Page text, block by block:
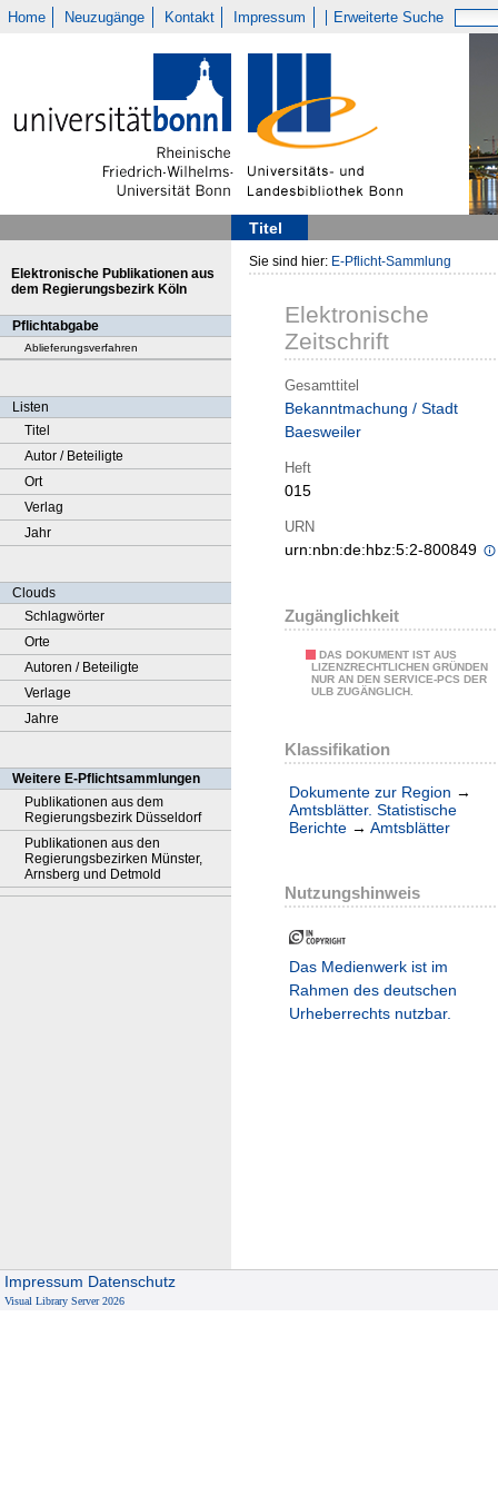
Home Neuzugänge Kontakt Impressum Erweiterte Suche
Titel
Elektronische Publikationen aus
dem Regierungsbezirk Köln
Pflichtabgabe
Ablieferungsverfahren
Listen
Titel
Autor / Beteiligte
Ort
Verlag
Jahr
Clouds
Schlagwörter
Orte
Autoren / Beteiligte
Verlage
Jahre
Weitere E-Pflichtsammlungen
Publikationen aus dem
Regierungsbezirk Düsseldorf
Publikationen aus den
Regierungsbezirken Münster,
Arnsberg und Detmold
Sie sind hier: E-Pflicht-Sammlung
Elektronische
Zeitschrift
Gesamttitel
Bekanntmachung / Stadt
Baesweiler
Heft
015
URN
urn:nbn:de:hbz:5:2-800849
Zugänglichkeit
DAS DOKUMENT IST AUS
LIZENZRECHTLICHEN GRÜNDEN
NUR AN DEN SERVICE-PCS DER
ULB ZUGÄNGLICH.
Klassifikation
Dokumente zur Region →
Amtsblätter. Statistische
Berichte → Amtsblätter
Nutzungshinweis
Das Medienwerk ist im
Rahmen des deutschen
Urheberrechts nutzbar.
Impressum Datenschutz
Visual Library Server 2026